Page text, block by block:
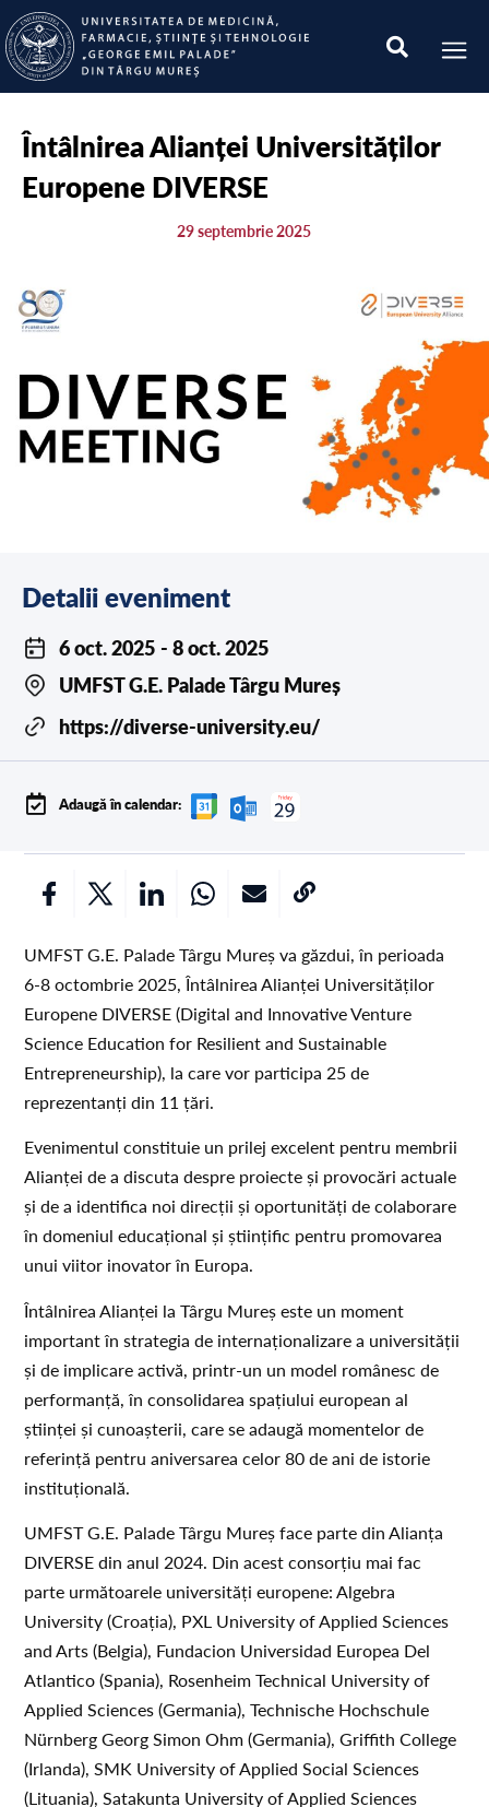
Întâlnirea Alianței Universităților
Europene DIVERSE
29 septembrie 2025
Detalii eveniment
6 oct. 2025 - 8 oct. 2025
UMFST G.E. Palade Târgu Mureș
https://diverse-university.eu/
Adaugă în calendar:
UMFST G.E. Palade Târgu Mureș va găzdui, în perioada
6-8 octombrie 2025, Întâlnirea Alianței Universităților
Europene DIVERSE (Digital and Innovative Venture
Science Education for Resilient and Sustainable
Entrepreneurship), la care vor participa 25 de
reprezentanți din 11 țări.
Evenimentul constituie un prilej excelent pentru membrii
Alianței de a discuta despre proiecte și provocări actuale
și de a identifica noi direcții și oportunități de colaborare
în domeniul educațional și științific pentru promovarea
unui viitor inovator în Europa.
Întâlnirea Alianței la Târgu Mureș este un moment
important în strategia de internaționalizare a universității
și de implicare activă, printr-un un model românesc de
performanță, în consolidarea spațiului european al
științei și cunoașterii, care se adaugă momentelor de
referință pentru aniversarea celor 80 de ani de istorie
instituțională.
UMFST G.E. Palade Târgu Mureș face parte din Alianța
DIVERSE din anul 2024. Din acest consorțiu mai fac
parte următoarele universități europene: Algebra
University (Croația), PXL University of Applied Sciences
and Arts (Belgia), Fundacion Universidad Europea Del
Atlantico (Spania), Rosenheim Technical University of
Applied Sciences (Germania), Technische Hochschule
Nürnberg Georg Simon Ohm (Germania), Griffith College
(Irlanda), SMK University of Applied Social Sciences
(Lituania), Satakunta University of Applied Sciences